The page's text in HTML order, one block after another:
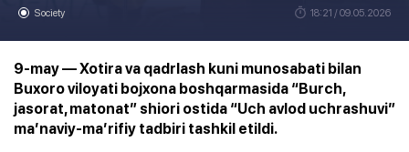
Society 18:21 / 09.05.2026
9-may — Xotira va qadrlash kuni munosabati bilan
Buxoro viloyati bojxona boshqarmasida “Burch,
jasorat, matonat” shiori ostida “Uch avlod uchrashuvi”
ma’naviy-ma’rifiy tadbiri tashkil etildi.